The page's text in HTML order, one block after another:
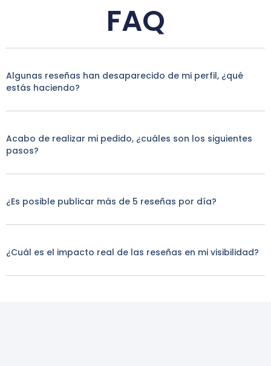
FAQ
Algunas reseñas han desaparecido de mi perfil, ¿qué
estás haciendo?
Acabo de realizar mi pedido, ¿cuáles son los siguientes
pasos?
¿Es posible publicar más de 5 reseñas por día?
¿Cuál es el impacto real de las reseñas en mi visibilidad?